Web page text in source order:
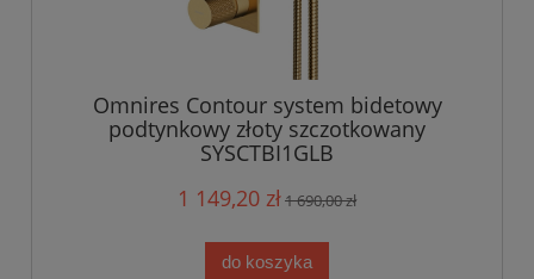
Omnires Contour system bidetowy
podtynkowy złoty szczotkowany
SYSCTBI1GLB
1 149,20 zł1 690,00 zł
do koszyka